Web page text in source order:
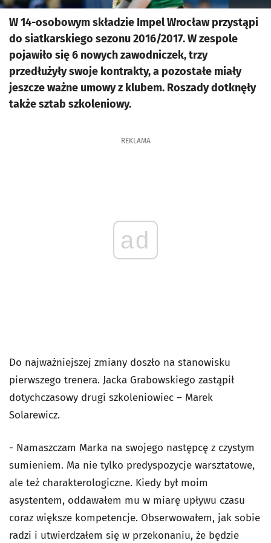
W 14-osobowym składzie Impel Wrocław przystąpi
do siatkarskiego sezonu 2016/2017. W zespole
pojawiło się 6 nowych zawodniczek, trzy
przedłużyły swoje kontrakty, a pozostałe miały
jeszcze ważne umowy z klubem. Roszady dotknęły
także sztab szkoleniowy.
REKLAMA
ad
Do najważniejszej zmiany doszło na stanowisku
pierwszego trenera. Jacka Grabowskiego zastąpił
dotychczasowy drugi szkoleniowiec – Marek
Solarewicz.
- Namaszczam Marka na swojego następcę z czystym
sumieniem. Ma nie tylko predyspozycje warsztatowe,
ale też charakterologiczne. Kiedy był moim
asystentem, oddawałem mu w miarę upływu czasu
coraz większe kompetencje. Obserwowałem, jak sobie
radzi i utwierdzałem się w przekonaniu, że będzie